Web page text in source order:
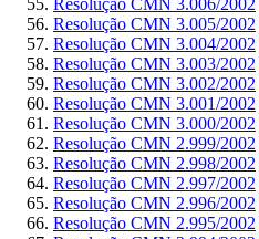
Resolução CMN 3.005/2002
Resolução CMN 3.004/2002
Resolução CMN 3.003/2002
Resolução CMN 3.002/2002
Resolução CMN 3.001/2002
Resolução CMN 3.000/2002
Resolução CMN 2.999/2002
Resolução CMN 2.998/2002
Resolução CMN 2.997/2002
Resolução CMN 2.996/2002
Resolução CMN 2.995/2002